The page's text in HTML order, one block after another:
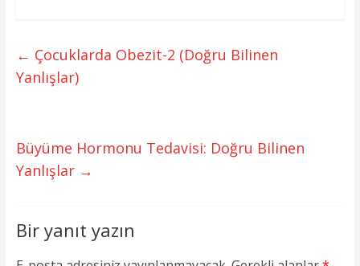
← Çocuklarda Obezit-2 (Doğru Bilinen
Yanlışlar)
Büyüme Hormonu Tedavisi: Doğru Bilinen
Yanlışlar →
Bir yanıt yazın